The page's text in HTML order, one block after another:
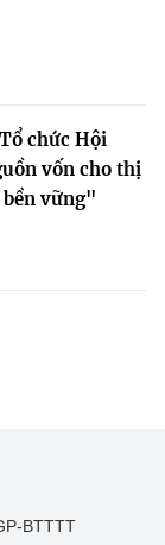
chức Hội
vốn cho thị
vững"
BTTTT